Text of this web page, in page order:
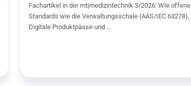
Fachartikel in der mt|medizintechnik 3/2026: Wie offene
Standards wie die Verwaltungsschale (AAS/IEC 63278),
Digitale Produktpässe und …